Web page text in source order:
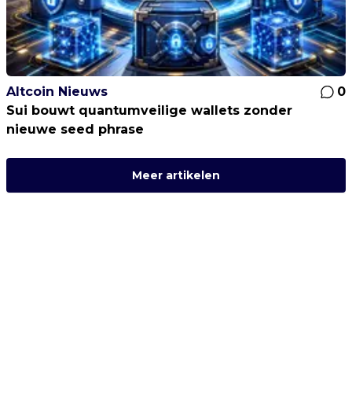
Altcoin Nieuws
0
Sui bouwt quantumveilige wallets zonder
nieuwe seed phrase
Meer artikelen